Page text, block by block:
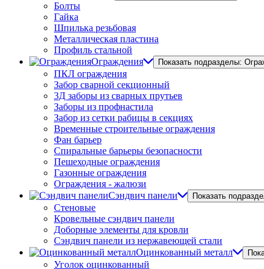
Болты
Гайка
Шпилька резьбовая
Металлическая пластина
Профиль стальной
Ограждения
Показать подразделы:
ПКЛ ограждения
Забор сварной секционный
3Д заборы из сварных прутьев
Заборы из профнастила
Забор из сетки рабицы в секциях
Временные строительные ограждения
Фан барьер
Спиральные барьеры безопасности
Пешеходные ограждения
Газонные ограждения
Ограждения - жалюзи
Сэндвич панели
Показать
Стеновые
Кровельные сэндвич панели
Доборные элементы для кровли
Сэндвич панели из нержавеющей стали
Оцинкованный металл
Уголок оцинкованный